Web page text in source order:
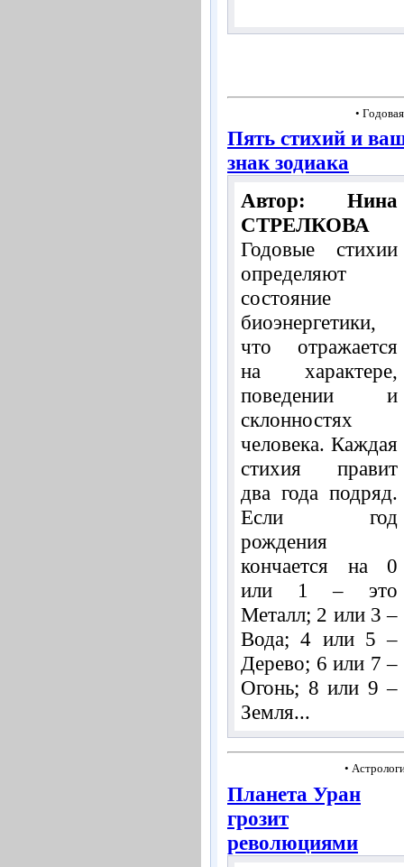
•
Пять стихий и
знак зодиака
Автор: Нина
СТРЕЛКОВА
Годовые стихии
определяют
состояние
биоэнергетики,
что отражается
на характере,
поведении и
склонностях
человека. Каждая
стихия правит
два года подряд.
Если год
рождения
кончается на 0
или 1 – это
Металл; 2 или 3 –
Вода; 4 или 5 –
Дерево; 6 или 7 –
Огонь; 8 или 9 –
Земля...
•
Планета Уран
грозит
революциями